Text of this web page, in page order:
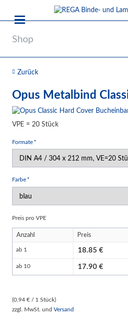
Shop
Zurück
Opus Metalbind
VPE = 20 Stück
Pflichtfeld
Formate *
Pflichtfeld
Farbe *
Preis pro VPE
Anzahl Preis
ab 1 18.85
ab 10 17.90
(0,94 € / 1 Stück)
zzgl. MwSt. und Versand